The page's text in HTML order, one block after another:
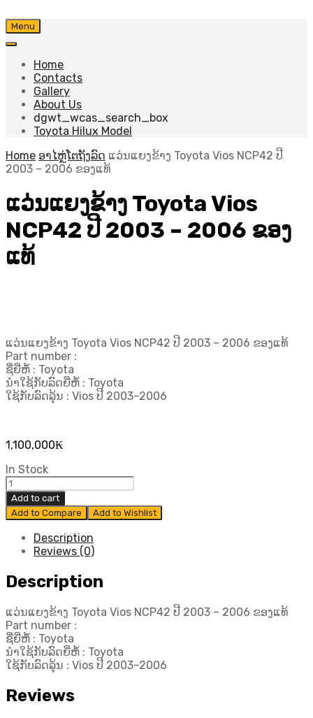
Skip
to
Menu
Home
Contacts
Gallery
About Us
dgwt_wcas_search_box
Toyota Hilux Model
Home ອາໄຫຼ່ໂຕຖັງລົດ ແວ່ນແຍງຂ້າງ Toyota Vios NCP42 ປີ
2003 – 2006 ຂອງແທ້
ແວ່ນແຍງຂ້າງ Toyota Vios
NCP42 ປີ 2003 – 2006 ຂອງ
ແທ້
ແວ່ນແຍງຂ້າງ Toyota Vios NCP42 ປີ 2003 – 2006 ຂອງແທ້
Part number :
ຊື່ຍີ່ຫໍ້ : Toyota
ນຳໃຊ້ກັບລົດຍີ່ຫໍ້ : Toyota
ໃຊ້ກັບລົດລຸ້ນ : Vios ປີ 2003–2006
1,100,000₭
In Stock
ແວ່ນ
ແຍງ
ຂ້າງ
Toyota
Vios
NCP42
2003
–
ຂອງ
ແທ້
quantity
Add to cart
Add to Compare
Add to Wishlist
Description
Reviews (0)
Description
ແວ່ນແຍງຂ້າງ Toyota Vios NCP42 ປີ 2003 – 2006 ຂອງແທ້
Part number :
ຊື່ຍີ່ຫໍ້ : Toyota
ນຳໃຊ້ກັບລົດຍີ່ຫໍ້ : Toyota
ໃຊ້ກັບລົດລຸ້ນ : Vios ປີ 2003–2006
Reviews